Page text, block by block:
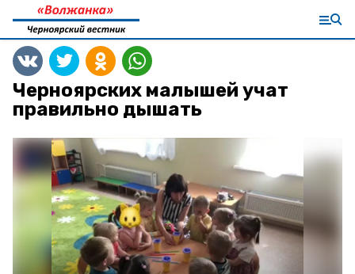
Черноярских малышей учат
правильно дышать